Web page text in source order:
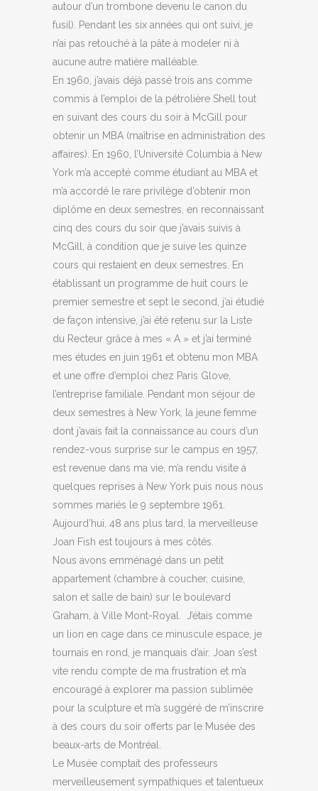
autour d’un trombone devenu le canon du
fusil). Pendant les six années qui ont suivi, je
n’ai pas retouché à la pâte à modeler ni à
aucune autre matière malléable.
En 1960, j’avais déjà passé trois ans comme
commis à l’emploi de la pétrolière Shell tout
en suivant des cours du soir à McGill pour
obtenir un MBA (maîtrise en administration des
affaires). En 1960, l’Université Columbia à New
York m’a accepté comme étudiant au MBA et
m’a accordé le rare privilège d’obtenir mon
diplôme en deux semestres, en reconnaissant
cinq des cours du soir que j’avais suivis à
McGill, à condition que je suive les quinze
cours qui restaient en deux semestres. En
établissant un programme de huit cours le
premier semestre et sept le second, j’ai étudié
de façon intensive, j’ai été retenu sur la Liste
du Recteur grâce à mes « A » et j’ai terminé
mes études en juin 1961 et obtenu mon MBA
et une offre d’emploi chez Paris Glove,
l’entreprise familiale. Pendant mon séjour de
deux semestres à New York, la jeune femme
dont j’avais fait la connaissance au cours d’un
rendez-vous surprise sur le campus en 1957,
est revenue dans ma vie, m’a rendu visite à
quelques reprises à New York puis nous nous
sommes mariés le 9 septembre 1961.
Aujourd’hui, 48 ans plus tard, la merveilleuse
Joan Fish est toujours à mes côtés.
Nous avons emménagé dans un petit
appartement (chambre à coucher, cuisine,
salon et salle de bain) sur le boulevard
Graham, à Ville Mont-Royal. J’étais comme
un lion en cage dans ce minuscule espace, je
tournais en rond, je manquais d’air. Joan s’est
vite rendu compte de ma frustration et m’a
encouragé à explorer ma passion sublimée
pour la sculpture et m’a suggéré de m’inscrire
à des cours du soir offerts par le Musée des
beaux-arts de Montréal.
Le Musée comptait des professeurs
merveilleusement sympathiques et talentueux